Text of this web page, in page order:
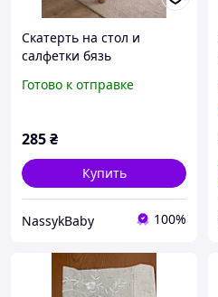
Скатерть на стол и
салфетки бязь
Готово к отправке
285₴
Купить
NassykBaby 100%